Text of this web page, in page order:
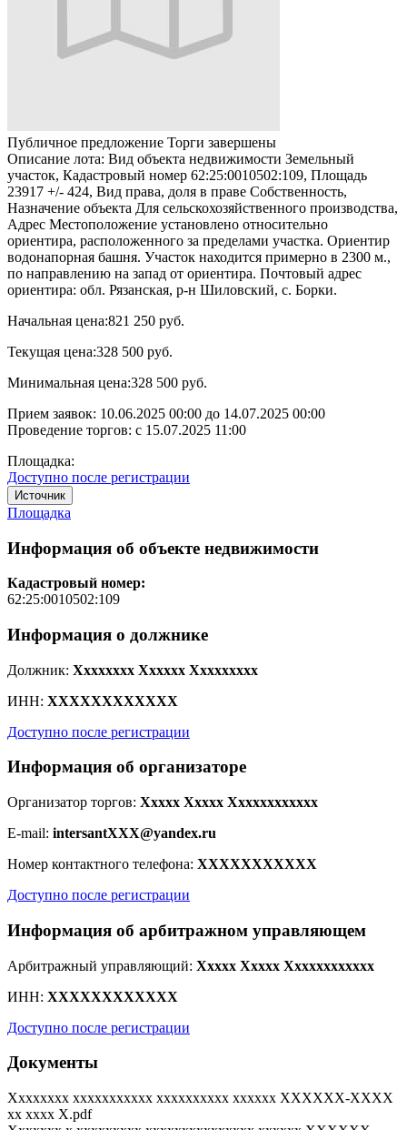
Публичное предложение Торги завершены
Описание лота: Вид объекта недвижимости Земельный
участок, Кадастровый номер 62:25:0010502:109, Площадь
23917 +/- 424, Вид права, доля в праве Собственность,
Назначение объекта Для сельскохозяйственного производства,
Адрес Местоположение установлено относительно
ориентира, расположенного за пределами участка. Ориентир
водонапорная башня. Участок находится примерно в 2300 м.,
по направлению на запад от ориентира. Почтовый адрес
ориентира: обл. Рязанская, р-н Шиловский, с. Борки.
Начальная цена:821 250 руб.
Текущая цена:328 500 руб.
Минимальная цена:328 500 руб.
Прием заявок: 10.06.2025 00:00 до 14.07.2025 00:00
Проведение торгов: с 15.07.2025 11:00
Площадка:
Доступно после регистрации
Источник
Площадка
Информация об объекте недвижимости
Кадастровый номер:
62:25:0010502:109
Информация о должнике
Должник: Xxxxxxxx Xxxxxx Xxxxxxxxx
ИНН: XXXXXXXXXXXX
Доступно после регистрации
Информация об организаторе
Организатор торгов: Xxxxx Xxxxx Xxxxxxxxxxxx
E-mail: intersantXXX@yandex.ru
Номер контактного телефона: XXXXXXXXXXX
Доступно после регистрации
Информация об арбитражном управляющем
Арбитражный управляющий: Xxxxx Xxxxx Xxxxxxxxxxxx
ИНН: XXXXXXXXXXXX
Доступно после регистрации
Документы
Xxxxxxxx xxxxxxxxxxx xxxxxxxxxx xxxxxx XXXXXX-XXXX
xx xxxx X.pdf